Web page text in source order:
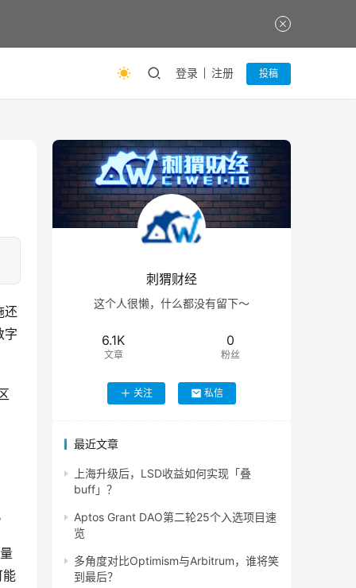
登录 注册 投稿
还
字
能
刺猬财经
这个人很懒，什么都没有留下～
6.1K
文章
0
粉丝
关注 私信
最近文章
上海升级后，LSD收益如何实现「叠
buff」？
Aptos Grant DAO第二轮25个入选项目速
览
多角度对比Optimism与Arbitrum，谁将笑
到最后？